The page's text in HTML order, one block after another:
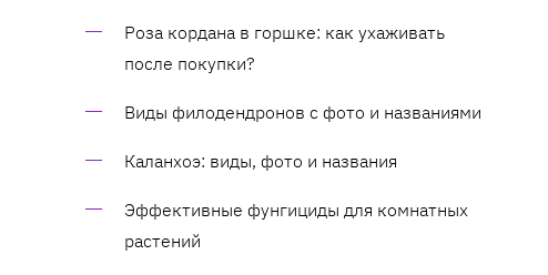
Роза кордана в горшке: как ухаживать
после покупки?
Виды филодендронов с фото и названиями
Каланхоэ: виды, фото и названия
Эффективные фунгициды для комнатных
растений